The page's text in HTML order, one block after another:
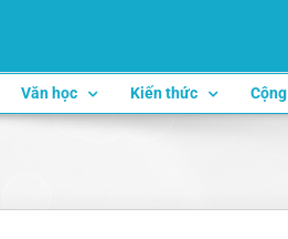
Văn học Kiến thức